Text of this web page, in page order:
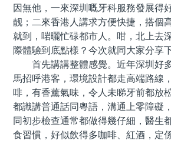
因無他，一來深圳嘅牙科服務發展得
靓；二來香港人講求方便快捷，搭個
就到，啱曬忙碌都市人。咁，北上去
際體驗到底點樣？今次就同大家分享下
首先講講整體感覺。近年深圳好
馬招呼港客，環境設計都走高端路線
啡，有香薰氣味，令人未睇牙前都放
都識講普通話同粵語，溝通上零障礙
同初步檢查通常都做得幾仔細，醫生
食習慣，好似飲得多咖啡、紅酒，定